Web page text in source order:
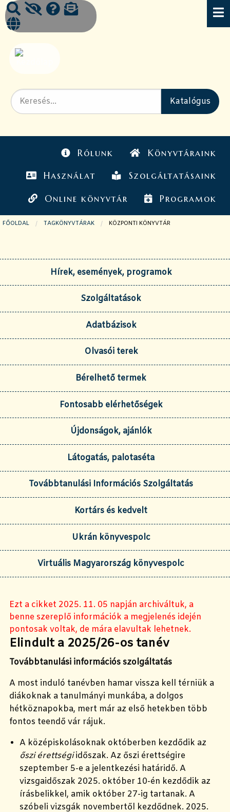
Rólunk Könyvtáraink
Használat Szolgáltatásaink
Online könyvtár Programok
FŐOLDAL TAGKÖNYVTÁRAK JELENLEGI OLDAL:
KÖZPONTI KÖNYVTÁR
Hírek, események, programok
Szolgáltatások
Adatbázisok
Olvasói terek
Bérelhető termek
Fontosabb elérhetőségek
Újdonságok, ajánlók
Látogatás, palotaséta
Továbbtanulási Információs Szolgáltatás
Kortárs és kedvelt
Ukrán könyvespolc
Virtuális Magyarország könyvespolc
Ezt a cikket 2025. 11. 05 napján archiváltuk, a
benne szereplő információk a megjelenés idején
pontosak voltak, de mára elavultak lehetnek.
Elindult a 2025/26-os tanév
Továbbtanulási információs szolgáltatás
A most induló tanévben hamar vissza kell térniük a
diákoknak a tanulmányi munkába, a dolgos
hétköznapokba, mert már az első hetekben több
fontos teendő vár rájuk.
A középiskolásoknak októberben kezdődik az
őszi érettségiidőszak. Az őszi érettségire
szeptember 5-e a jelentkezési határidő. A
vizsgaidőszak 2025. október 10-én kezdődik az
írásbelikkel, amik október 27-ig tartanak. A
szóbeli vizsgák novembertől kezdődnek. 2025.